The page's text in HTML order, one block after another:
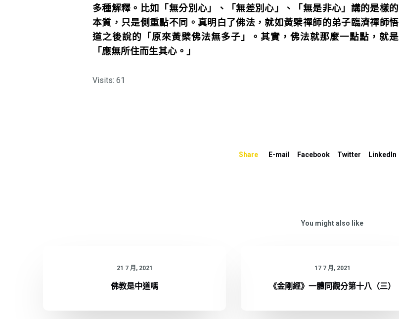
多種解釋。比如「無分別心」、「無差別心」、「無是非心」講的是樣的
本質，只是側重點不同。真明白了佛法，就如黃檗禪師的弟子臨濟禪師悟
道之後說的「原來黃檗佛法無多子」。其實，佛法就那麼一點點，就是
「應無所住而生其心。」
Visits: 61
Share E-mail Facebook Twitter LinkedIn
You might also like
21 7 月, 2021
佛教是中道嗎
17 7 月, 2021
《金剛經》一體同觀分第十八（三）